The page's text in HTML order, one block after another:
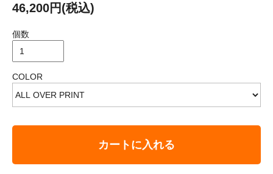
46,200円(税込)
個数
COLOR
カートに入れる